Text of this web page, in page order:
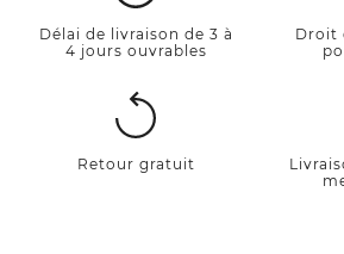
Délai de livraison de 3 à
4 jours ouvrables
Droit
Retour gratuit